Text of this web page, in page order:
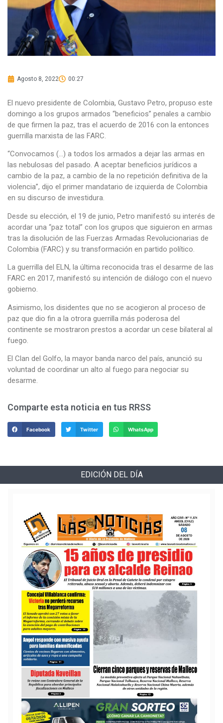
Agosto 8, 2022 00:27
El nuevo presidente de Colombia, Gustavo Petro, propuso este
domingo a los grupos armados “beneficios” penales a cambio
de que firmen la paz, tras el acuerdo de 2016 con la entonces
guerrilla marxista de las FARC.
“Convocamos (…) a todos los armados a dejar las armas en
las nebulosas del pasado. A aceptar beneficios jurídicos a
cambio de la paz, a cambio de la no repetición definitiva de la
violencia”, dijo el primer mandatario de izquierda de Colombia
en su discurso de investidura.
Desde su elección, el 19 de junio, Petro manifestó su interés de
acordar una “paz total” con los grupos que siguieron en armas
tras la disolución de las Fuerzas Armadas Revolucionarias de
Colombia (FARC) y su transformación en partido político.
La guerrilla del ELN, la última reconocida tras el desarme de las
FARC en 2017, manifestó su intención de diálogo con el nuevo
gobierno.
Asimismo, los disidentes que no se acogieron al proceso de
paz que dio fin a la otrora guerrilla más poderosa del
continente se mostraron prestos a acordar un cese bilateral al
fuego.
El Clan del Golfo, la mayor banda narco del país, anunció su
voluntad de coordinar un alto al fuego para negociar su
desarme.
Comparte esta noticia en tus RRSS
Facebook Twitter WhatsApp
EDICIÓN DEL DÍA